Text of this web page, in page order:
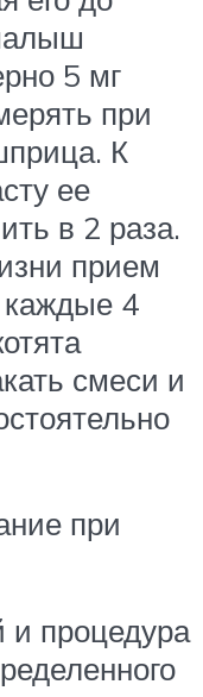
5 мг
при
К
ее
в 2 раза.
прием
4
смеси и
при
и процедура